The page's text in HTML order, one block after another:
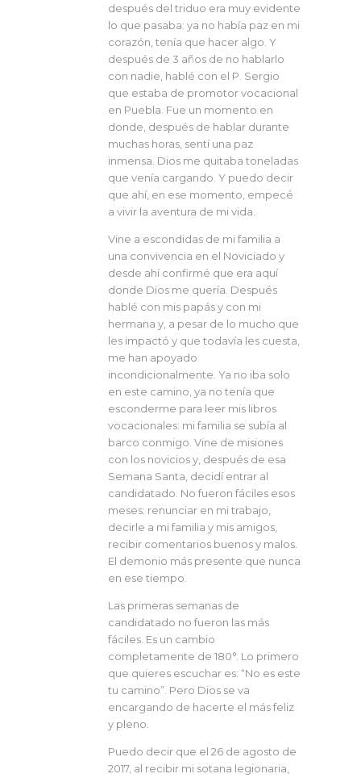
después del triduo era muy evidente
lo que pasaba: ya no había paz en mi
corazón, tenía que hacer algo. Y
después de 3 años de no hablarlo
con nadie, hablé con el P. Sergio
que estaba de promotor vocacional
en Puebla. Fue un momento en
donde, después de hablar durante
muchas horas, sentí una paz
inmensa. Dios me quitaba toneladas
que venía cargando. Y puedo decir
que ahí, en ese momento, empecé
a vivir la aventura de mi vida.
Vine a escondidas de mi familia a
una convivencia en el Noviciado y
desde ahí confirmé que era aquí
donde Dios me quería. Después
hablé con mis papás y con mi
hermana y, a pesar de lo mucho que
les impactó y que todavía les cuesta,
me han apoyado
incondicionalmente. Ya no iba solo
en este camino, ya no tenía que
esconderme para leer mis libros
vocacionales: mi familia se subía al
barco conmigo. Vine de misiones
con los novicios y, después de esa
Semana Santa, decidí entrar al
candidatado. No fueron fáciles esos
meses: renunciar en mi trabajo,
decirle a mi familia y mis amigos,
recibir comentarios buenos y malos.
El demonio más presente que nunca
en ese tiempo.
Las primeras semanas de
candidatado no fueron las más
fáciles. Es un cambio
completamente de 180°. Lo primero
que quieres escuchar es: “No es este
tu camino”. Pero Dios se va
encargando de hacerte el más feliz
y pleno.
Puedo decir que el 26 de agosto de
2017, al recibir mi sotana legionaria,